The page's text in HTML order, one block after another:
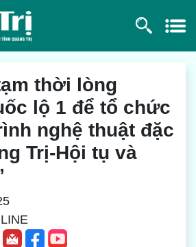
thời lòng
lộ 1 để tổ chức
nghệ thuật đặc
Trị-Hội tụ và